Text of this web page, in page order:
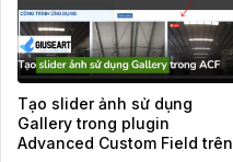
Tạo slider ảnh sử dụng
Gallery trong plugin
Advanced Custom Field trên